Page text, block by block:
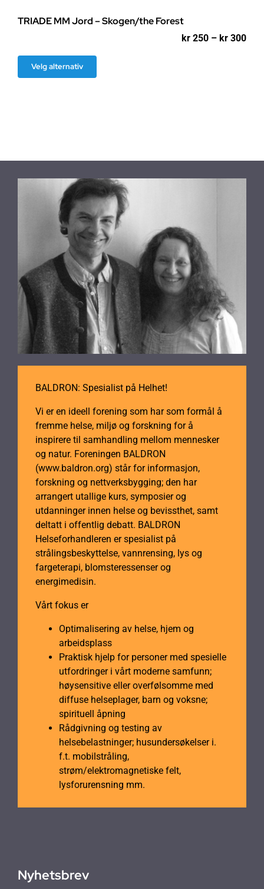
TRIADE MM Jord – Skogen/the Forest
kr 250 – kr 300
Velg alternativ
produktet
kan
på
produktsiden
BALDRON: Spesialist på Helhet!
Vi er en ideell forening som har som formål å
fremme helse, miljø og forskning for å
inspirere til samhandling mellom mennesker
og natur. Foreningen BALDRON
(www.baldron.org) står for informasjon,
forskning og nettverksbygging; den har
arrangert utallige kurs, symposier og
utdanninger innen helse og bevissthet, samt
deltatt i offentlig debatt. BALDRON
Helseforhandleren er spesialist på
strålingsbeskyttelse, vannrensing, lys og
fargeterapi, blomsteressenser og
energimedisin.
Vårt fokus er
Optimalisering av helse, hjem og
arbeidsplass
Praktisk hjelp for personer med spesielle
utfordringer i vårt moderne samfunn;
høysensitive eller overfølsomme med
diffuse helseplager, barn og voksne;
spirituell åpning
Rådgivning og testing av
helsebelastninger; husundersøkelser i.
f.t. mobilstråling,
strøm/elektromagnetiske felt,
lysforurensning mm.
Nyhetsbrev